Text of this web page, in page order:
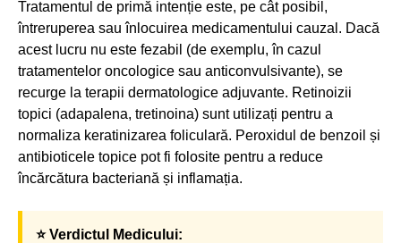
Tratamentul de primă intenție este, pe cât posibil,
întreruperea sau înlocuirea medicamentului cauzal. Dacă
acest lucru nu este fezabil (de exemplu, în cazul
tratamentelor oncologice sau anticonvulsivante), se
recurge la terapii dermatologice adjuvante. Retinoizii
topici (adapalena, tretinoina) sunt utilizați pentru a
normaliza keratinizarea foliculară. Peroxidul de benzoil și
antibioticele topice pot fi folosite pentru a reduce
încărcătura bacteriană și inflamația.
⭐ Verdictul Medicului: